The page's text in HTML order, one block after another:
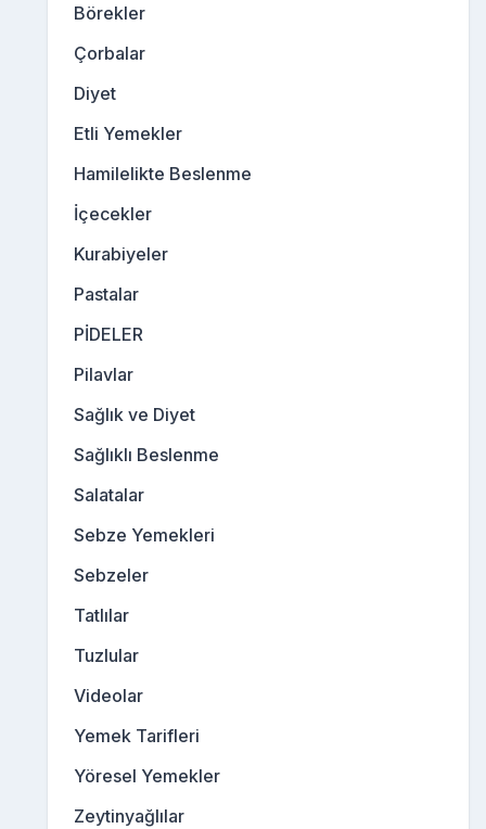
Börekler
Çorbalar
Diyet
Etli Yemekler
Hamilelikte Beslenme
İçecekler
Kurabiyeler
Pastalar
PİDELER
Pilavlar
Sağlık ve Diyet
Sağlıklı Beslenme
Salatalar
Sebze Yemekleri
Sebzeler
Tatlılar
Tuzlular
Videolar
Yemek Tarifleri
Yöresel Yemekler
Zeytinyağlılar